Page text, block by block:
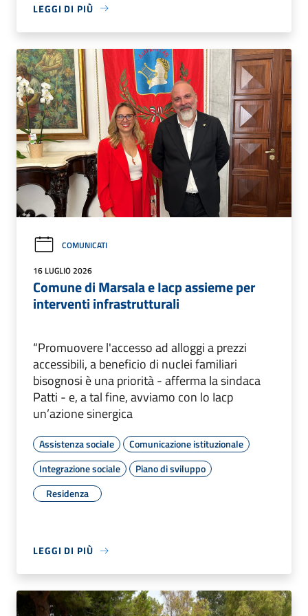
LEGGI DI PIÙ
COMUNICATI
16 LUGLIO 2026
Comune di Marsala e Iacp assieme per
interventi infrastrutturali
“Promuovere l'accesso ad alloggi a prezzi
accessibili, a beneficio di nuclei familiari
bisognosi è una priorità - afferma la sindaca
Patti - e, a tal fine, avviamo con lo Iacp
un’azione sinergica
Assistenza sociale
Comunicazione istituzionale
Integrazione sociale
Piano di sviluppo
Residenza
LEGGI DI PIÙ